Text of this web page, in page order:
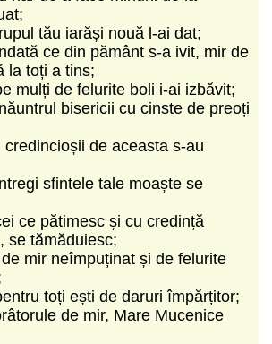
tău iarăși nouă l-ai dat;
ce din pământ s-a ivit, mir de
la toți a tins;
mulți de felurite boli i-ai izbăvit;
bisericii cu cinste de preoți
credincioșii de aceasta s-au
sfintele tale moaște se
ce pătimesc și cu credință
se tămăduiesc;
mir neîmpuținat și de felurite
toți ești de daruri împărțitor;
de mir, Mare Mucenice